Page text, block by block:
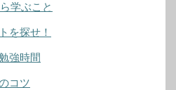
学ぶこと
を探せ！
強時間
コツ